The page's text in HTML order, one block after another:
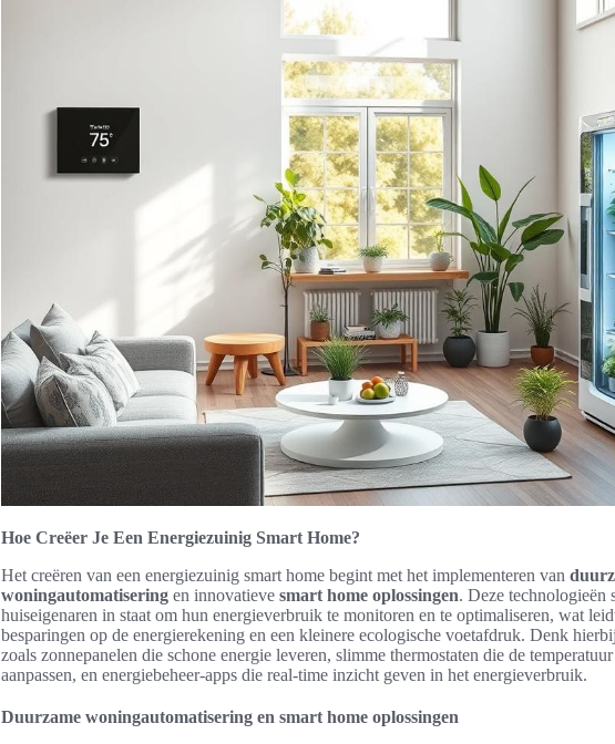
Hoe Creëer Je Een Energiezuinig Smart Home?
Het creëren van een energiezuinig smart home begint met het implementeren van
woningautomatisering en innovatieve smart home oplossingen. Deze technologieën
huiseigenaren in staat om hun energieverbruik te monitoren en te optimaliseren, wat
besparingen op de energierekening en een kleinere ecologische voetafdruk. Denk
zoals zonnepanelen die schone energie leveren, slimme thermostaten die de
aanpassen, en energiebeheer-apps die real-time inzicht geven in het energieverbruik.
Duurzame woningautomatisering en smart home oplossingen